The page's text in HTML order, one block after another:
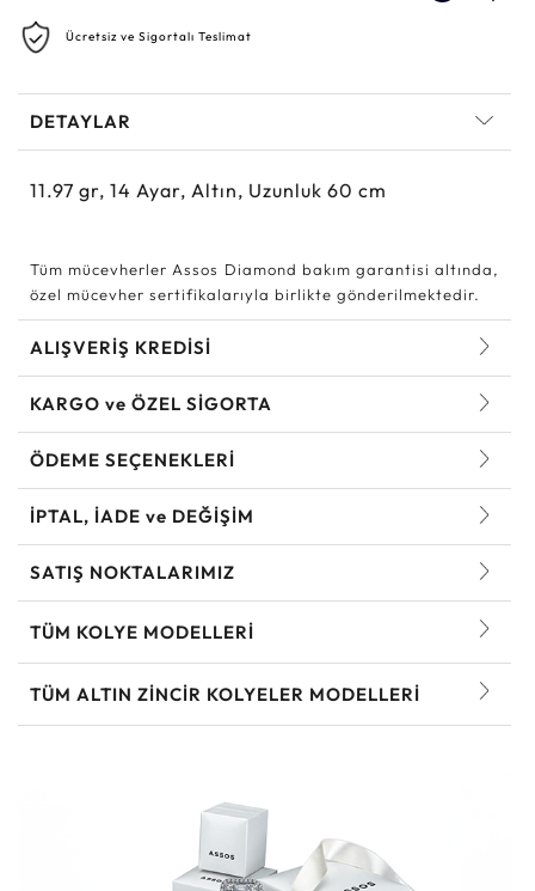
Ücretsiz ve Sigortalı Teslimat
DETAYLAR
11.97 gr, 14 Ayar, Altın, Uzunluk 60 cm
Tüm mücevherler Assos Diamond bakım garantisi altında,
özel mücevher sertifikalarıyla birlikte gönderilmektedir.
ALIŞVERİŞ KREDİSİ
KARGO ve ÖZEL SİGORTA
ÖDEME SEÇENEKLERİ
İPTAL, İADE ve DEĞİŞİM
SATIŞ NOKTALARIMIZ
TÜM KOLYE MODELLERI
TÜM ALTIN ZINCIR KOLYELER MODELLERI